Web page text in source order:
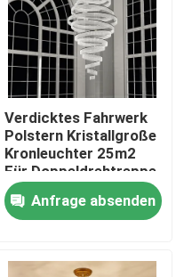
Verdicktes Fahrwerk
Polstern Kristallgroße
Kronleuchter 25m2
Für Doppeldrehtreppe
Anfrage absenden